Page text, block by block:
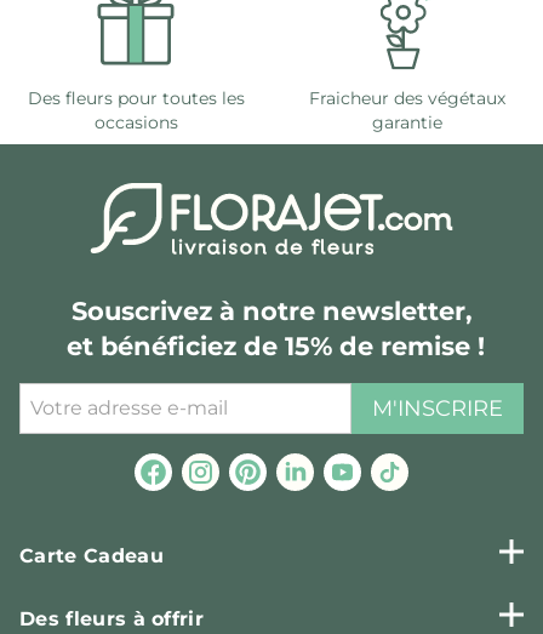
Des fleurs pour toutes les
occasions
Fraicheur des végétaux
garantie
Souscrivez à notre newsletter,
et bénéficiez de 15% de remise !
M'INSCRIRE
Carte Cadeau
Des fleurs à offrir